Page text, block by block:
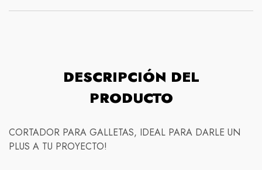
DESCRIPCIÓN DEL
PRODUCTO
CORTADOR PARA GALLETAS, IDEAL PARA DARLE UN
PLUS A TU PROYECTO!
Compra protegida